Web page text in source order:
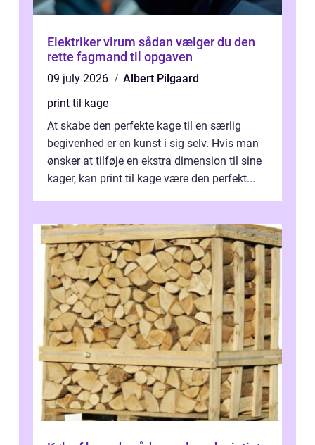
Elektriker virum sådan vælger du den
rette fagmand til opgaven
09 july 2026
Albert Pilgaard
print til kage
At skabe den perfekte kage til en særlig
begivenhed er en kunst i sig selv. Hvis man
ønsker at tilføje en ekstra dimension til sine
kager, kan print til kage være den perfekt...